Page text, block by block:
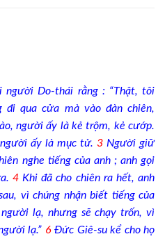
người Do-thái rằng : “Thật, tôi
qua cửa mà vào đàn chiên,
người ấy là kẻ trộm, kẻ cướp.
người ấy là mục tử.3 Người giữ
nghe tiếng của anh ; anh gọi
4 Khi đã cho chiên ra hết, anh
vì chúng nhận biết tiếng của
lạ, nhưng sẽ chạy trốn, vì
lạ.” 6 Đức Giê-su kể cho họ